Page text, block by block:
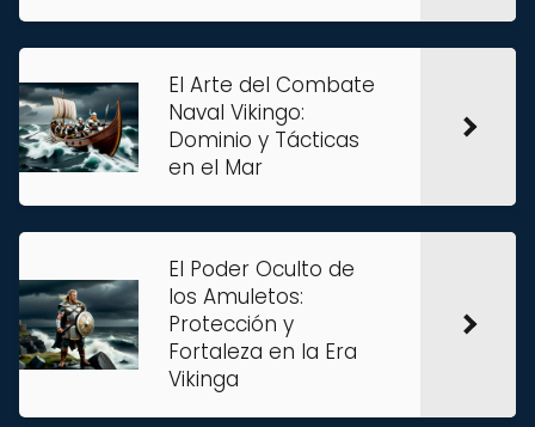
El Arte del Combate
Naval Vikingo:
Dominio y Tácticas
en el Mar
El Poder Oculto de
los Amuletos:
Protección y
Fortaleza en la Era
Vikinga